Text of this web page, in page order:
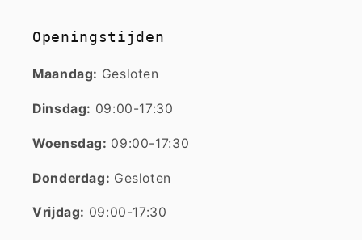
Openingstijden
Maandag: Gesloten
Dinsdag: 09:00-17:30
Woensdag: 09:00-17:30
Donderdag: Gesloten
Vrijdag: 09:00-17:30